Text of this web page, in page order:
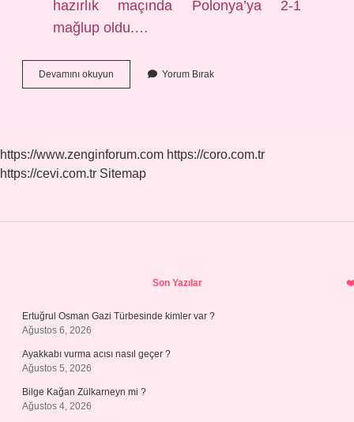
hazırlık maçında Polonya’ya 2-1
mağlup oldu.…
Devamını okuyun Türkiyeden
Polonyaya
Yorum Bırak
https://www.zenginforum.com https://coro.com.tr
https://cevi.com.tr Sitemap
Son Yazılar
Ertuğrul Osman Gazi Türbesinde kimler var ?
Ağustos 6, 2026
Ayakkabı vurma acısı nasıl geçer ?
Ağustos 5, 2026
Bilge Kağan Zülkarneyn mi ?
Ağustos 4, 2026